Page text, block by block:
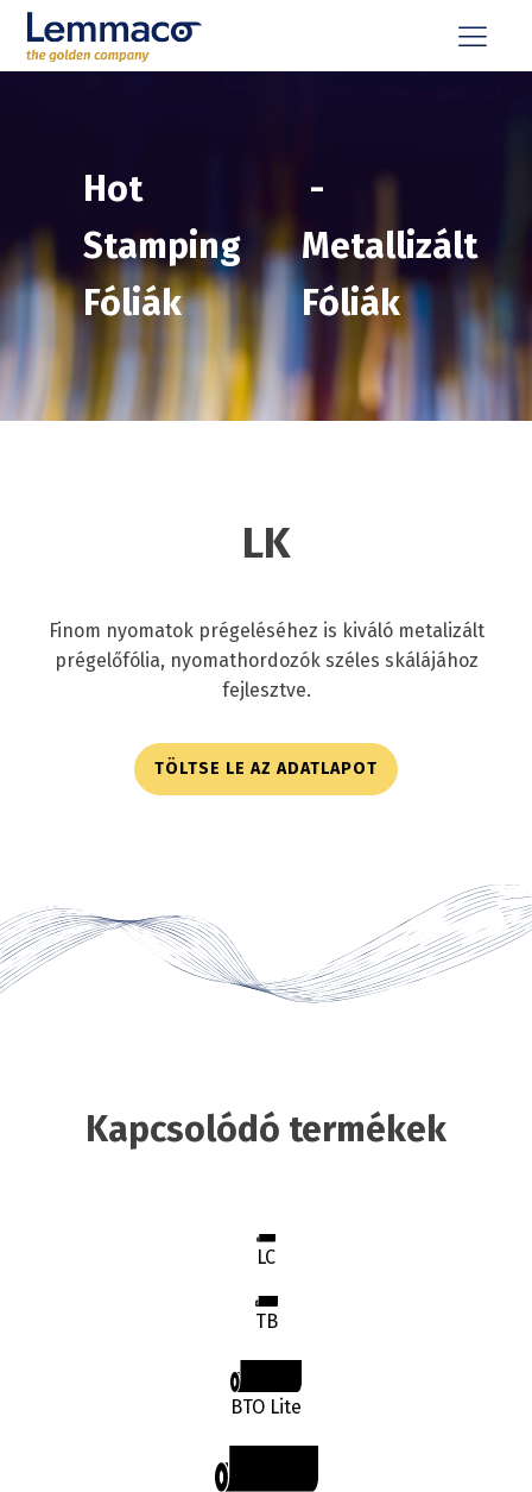
Hot
Stamping
Fóliák
-
Metallizált
Fóliák
LK
Finom nyomatok prégeléséhez is kiváló metalizált
prégelőfólia, nyomathordozók széles skálájához
fejlesztve.
TÖLTSE LE AZ ADATLAPOT
Kapcsolódó termékek
LC
TB
BTO Lite